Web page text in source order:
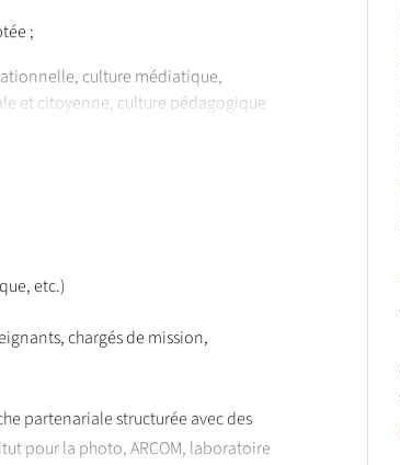
;
culture médiatique,
et citoyenne, culture pédagogique
etc.)
chargés de mission,
partenariale structurée avec des
pour la photo, ARCOM, laboratoire